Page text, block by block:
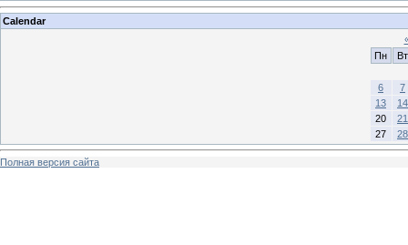
Calendar
Пн
Вт
6
7
13
14
20
21
27
28
Полная версия сайта